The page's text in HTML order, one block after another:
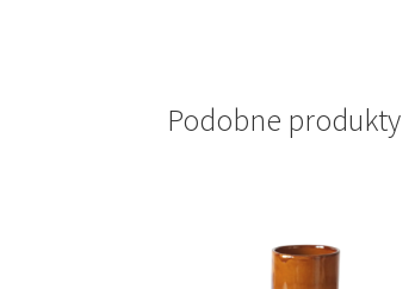
Podobne produkty